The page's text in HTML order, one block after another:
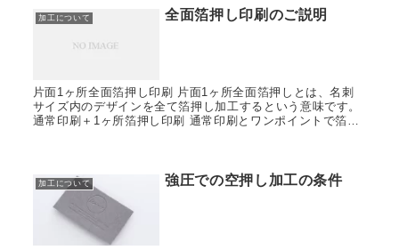
加工について 全面箔押し印刷のご説明
片面1ヶ所全面箔押し印刷 片面1ヶ所全面箔押しとは、名刺
サイズ内のデザインを全て箔押し加工するという意味です。
通常印刷＋1ヶ所箔押し印刷 通常印刷とワンポイントで箔押
加工について 強圧での空押し加工の条件